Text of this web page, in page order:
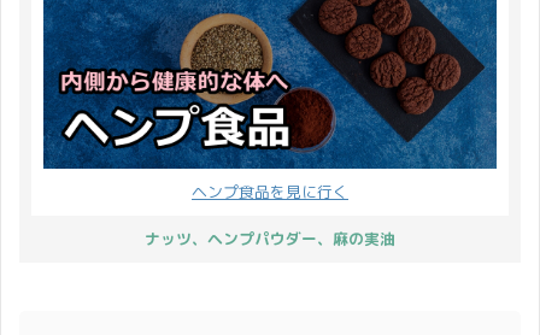
ヘンプ食品を見に行く
ナッツ、ヘンプパウダー、麻の実油